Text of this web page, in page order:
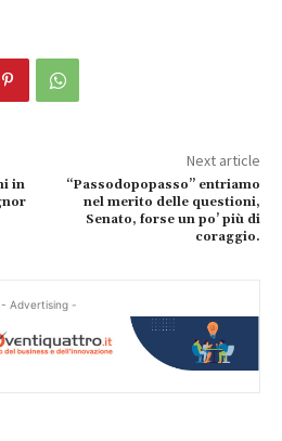
in
Next article
“Passodopopasso” entriamo
nel merito delle questioni,
Senato, forse un po’ più di
coraggio.
- Advertising -